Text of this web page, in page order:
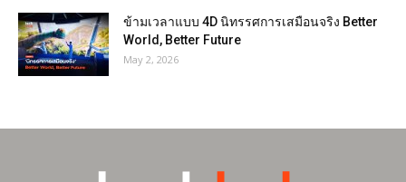
ข้ามเวลาแบบ 4D นิทรรศการเสมือนจริง Better
World, Better Future
May 2, 2026